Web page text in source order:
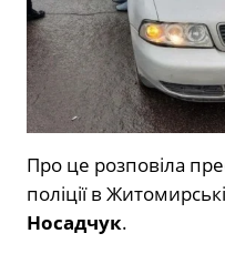
Про це розповіла
поліції в
Носадчук.